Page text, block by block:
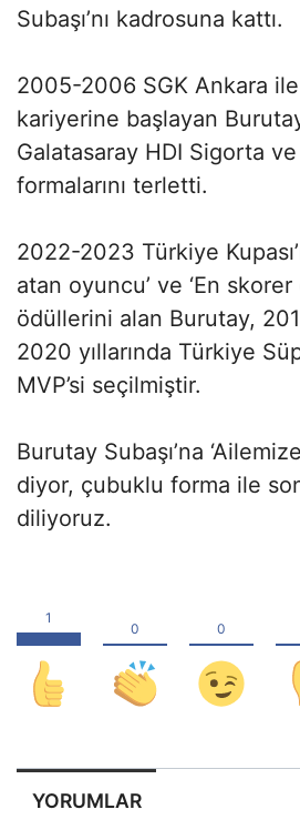
Subaşı’nı kadrosuna kattı.
2005-2006 SGK Ankara
kariyerine başlayan
Galatasaray HDI Sigorta
formalarını terletti.
2022-2023 Türkiye
atan oyuncu’ ve ‘En skorer
ödüllerini alan Burutay,
2020 yıllarında Türkiye
MVP’si seçilmiştir.
Burutay Subaşı’na
diyor, çubuklu forma ile
diliyoruz.
YORUMLAR